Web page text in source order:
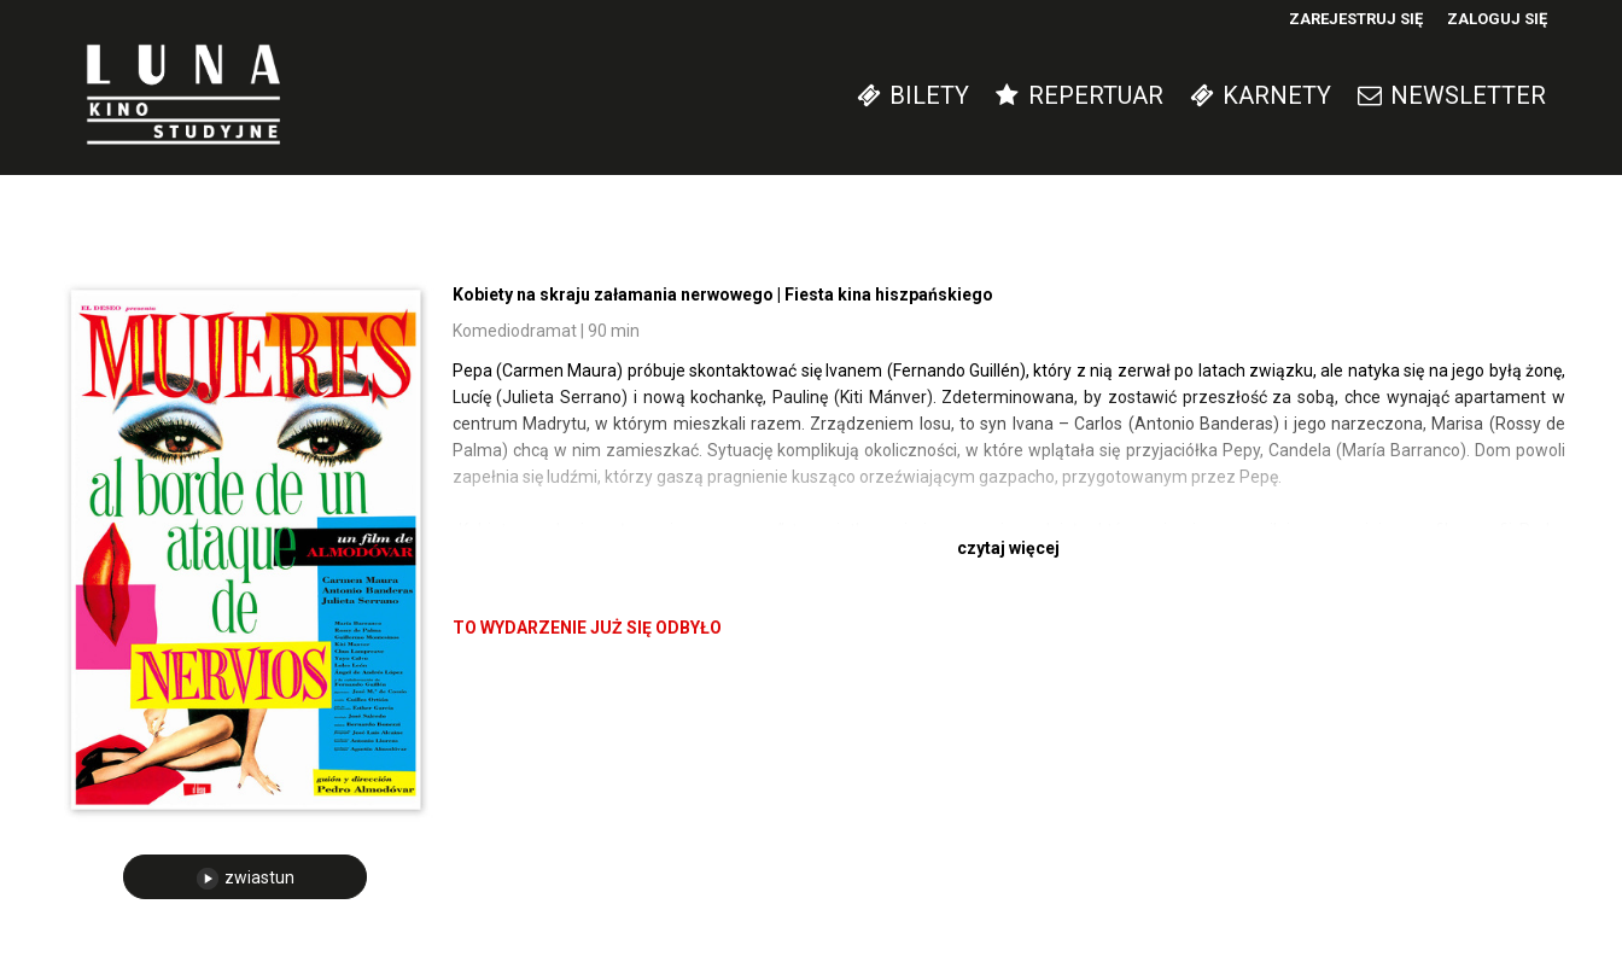
' '
ZAREJESTRUJ SIĘ ZALOGUJ SIĘ
BILETY REPERTUAR KARNETY NEWSLETTER
zwiastun
Kobiety na skraju załamania nerwowego | Fiesta kina hiszpańskiego
Komediodramat | 90 min
Pepa (Carmen Maura) próbuje skontaktować się Ivanem (Fernando Guillén), który z nią zerwał po latach związku, ale natyka się na jego byłą żonę,
Lucíę (Julieta Serrano) i nową kochankę, Paulinę (Kiti Mánver). Zdeterminowana, by zostawić przeszłość za sobą, chce wynająć apartament w
centrum Madrytu, w którym mieszkali razem. Zrządzeniem losu, to syn Ivana – Carlos (Antonio Banderas) i jego narzeczona, Marisa (Rossy de
Palma) chcą w nim zamieszkać. Sytuację komplikują okoliczności, w które wplątała się przyjaciółka Pepy, Candela (María Barranco). Dom powoli
zapełnia się ludźmi, którzy gaszą pragnienie kusząco orzeźwiającym gazpacho, przygotowanym przez Pepę.
Almodovara, a także w historii kina hiszpańskiego. Film wyznaczył punkt zwrotny w karierze reżysera, przynosząc mu międzynarodową sławę i
czytaj więcej
TO WYDARZENIE JUŻ SIĘ ODBYŁO